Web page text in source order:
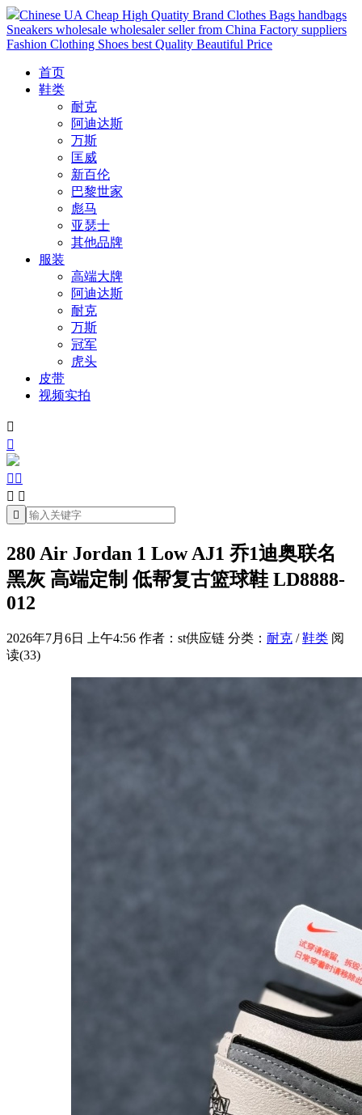
Chinese UA Cheap High Quatity Brand Clothes Bags handbags
Sneakers wholesale wholesaler seller from China Factory suppliers
Fashion Clothing Shoes best Quality Beautiful Price
首页
鞋类
耐克
阿迪达斯
万斯
匡威
新百伦
巴黎世家
彪马
亚瑟士
其他品牌
服装
高端大牌
阿迪达斯
耐克
万斯
冠军
虎头
皮带
视频实拍


 
 

280 Air Jordan 1 Low AJ1 乔1迪奥联名
黑灰 高端定制 低帮复古篮球鞋 LD8888-
012
2026年7月6日 上午4:56 作者：st供应链 分类： 耐克 /鞋类 阅
读(33)